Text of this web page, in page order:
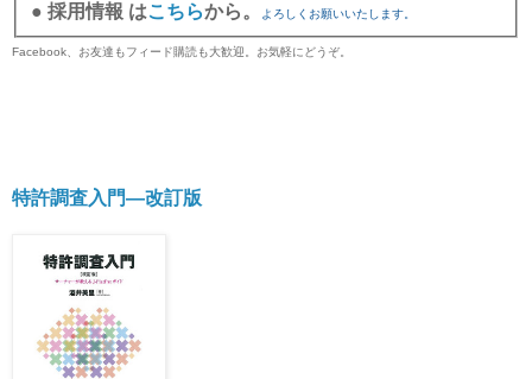
● 採用情報 はこちらから。 よろしくお願いいたします。
Facebook、お友達もフィード購読も大歓迎。お気軽にどうぞ。
特許調査入門―改訂版